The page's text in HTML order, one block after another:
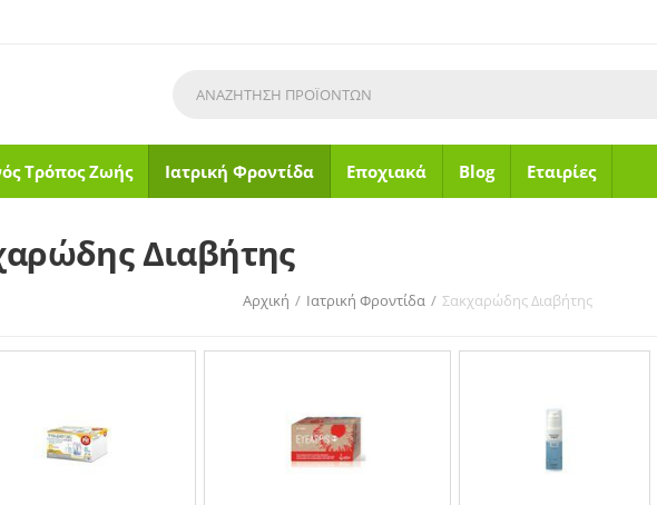
Τρόπος Ζωής Ιατρική Φροντίδα Εποχιακά Blog Εταιρίες
Διαβήτης
Αρχική / Ιατρική Φροντίδα / Σακχαρώδης Διαβήτης